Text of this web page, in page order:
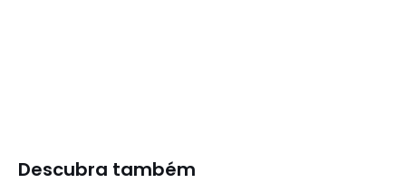
Descubra também